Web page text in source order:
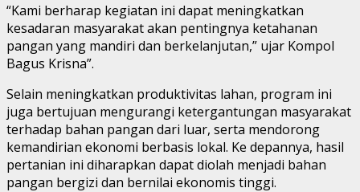
“Kami berharap kegiatan ini dapat meningkatkan
kesadaran masyarakat akan pentingnya ketahanan
pangan yang mandiri dan berkelanjutan,” ujar Kompol
Bagus Krisna”.
Selain meningkatkan produktivitas lahan, program ini
juga bertujuan mengurangi ketergantungan masyarakat
terhadap bahan pangan dari luar, serta mendorong
kemandirian ekonomi berbasis lokal. Ke depannya, hasil
pertanian ini diharapkan dapat diolah menjadi bahan
pangan bergizi dan bernilai ekonomis tinggi.